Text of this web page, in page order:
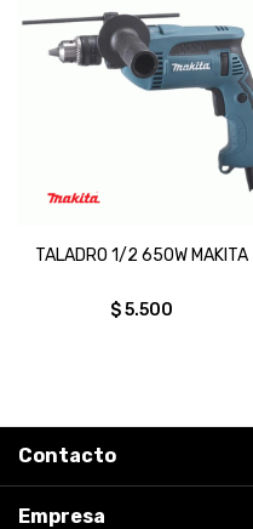
TALADRO 1/2 650W MAKITA
$5.500
Contacto
Empresa